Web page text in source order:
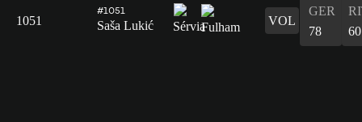
1051
#1051
Saša Lukić VOL
GER
78
60